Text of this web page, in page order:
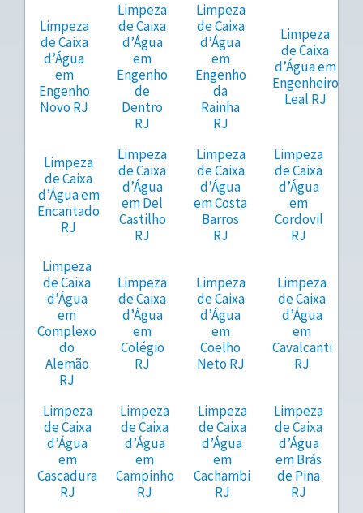
Limpeza
de Caixa
d’Água
em
Engenho
Novo RJ
Limpeza
de Caixa
d’Água
em
Engenho
de
Dentro
RJ
Limpeza
de Caixa
d’Água
em
Engenho
da
Rainha
RJ
Limpeza
de Caixa
d’Água em
Engenheiro
Leal RJ
Limpeza
de Caixa
d’Água em
Encantado
RJ
Limpeza
de Caixa
d’Água
em Del
Castilho
RJ
Limpeza
de Caixa
d’Água
em Costa
Barros
RJ
Limpeza
de Caixa
d’Água
em
Cordovil
RJ
Limpeza
de Caixa
d’Água
em
Complexo
do
Alemão
RJ
Limpeza
de Caixa
d’Água
em
Colégio
RJ
Limpeza
de Caixa
d’Água
em
Coelho
Neto RJ
Limpeza
de Caixa
d’Água
em
Cavalcanti
RJ
Limpeza
de Caixa
d’Água
em
Cascadura
RJ
Limpeza
de Caixa
d’Água
em
Campinho
RJ
Limpeza
de Caixa
d’Água
em
Cachambi
RJ
Limpeza
de Caixa
d’Água
em Brás
de Pina
RJ